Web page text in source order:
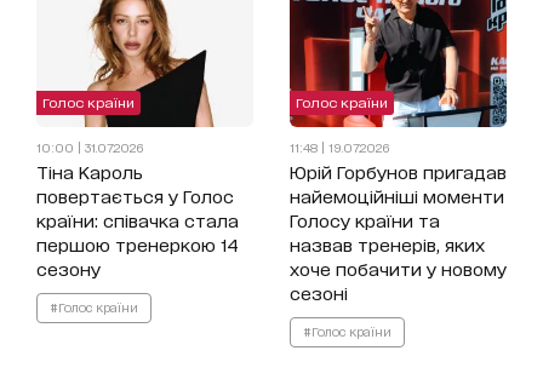
Голос країни
10:00 | 31.07.2026
Тіна Кароль
повертається у Голос
країни: співачка стала
першою тренеркою 14
сезону
#Голос країни
Голос країни
11:48 | 19.07.2026
Юрій Горбунов пригадав
найемоційніші моменти
Голосу країни та
назвав тренерів, яких
хоче побачити у новому
сезоні
#Голос країни